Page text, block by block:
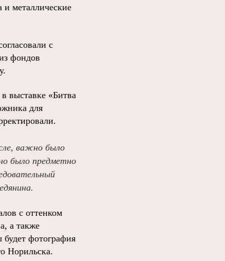
и металлические
с
фондов
выставке «Битва
для
важно было
было предметно
с оттенком
а также
фотография
Норильска.